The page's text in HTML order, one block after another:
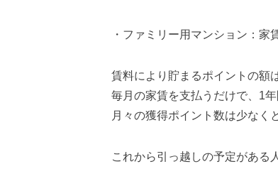
・ファミリー用マンション：
賃料により貯まるポイントの額
毎月の家賃を支払うだけで、1
月々の獲得ポイント数は少なく
これから引っ越しの予定がある